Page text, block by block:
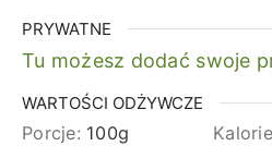
PRYWATNE
Tu możesz dodać swoje
WARTOŚCI ODŻYWCZE
Porcje: 100g